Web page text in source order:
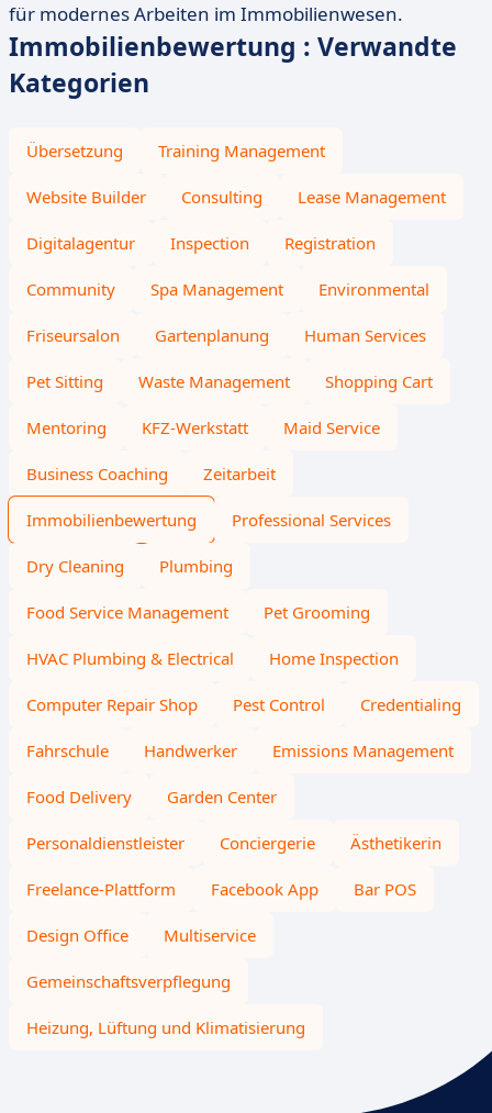
für modernes Arbeiten im Immobilienwesen.
Immobilienbewertung : Verwandte
Kategorien
Übersetzung Training Management
Website Builder Consulting Lease Management
Digitalagentur Inspection Registration
Community Spa Management Environmental
Friseursalon Gartenplanung Human Services
Pet Sitting Waste Management Shopping Cart
Mentoring KFZ-Werkstatt Maid Service
Business Coaching Zeitarbeit
Immobilienbewertung Professional Services
Dry Cleaning Plumbing
Food Service Management Pet Grooming
HVAC Plumbing & Electrical Home Inspection
Computer Repair Shop Pest Control Credentialing
Fahrschule Handwerker Emissions Management
Food Delivery Garden Center
Personaldienstleister Conciergerie Ästhetikerin
Freelance-Plattform Facebook App Bar POS
Design Office Multiservice
Gemeinschaftsverpflegung
Heizung, Lüftung und Klimatisierung